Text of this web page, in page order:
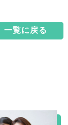
一覧に戻る